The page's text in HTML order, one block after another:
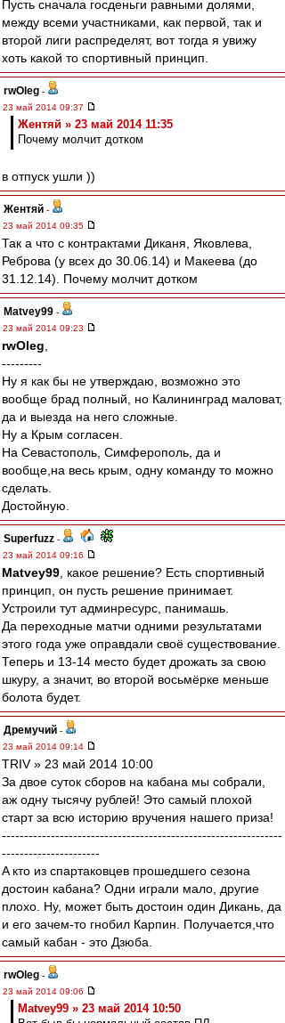
Пусть сначала госденьги равными долями,
между всеми участниками, как первой, так и
второй лиги распределят, вот тогда я увижу
хоть какой то спортивный принцип.
rwOleg -
23 май 2014 09:37
Жентяй » 23 май 2014 11:35
Почему молчит дотком
в отпуск ушли ))
Жентяй -
23 май 2014 09:35
Так а что с контрактами Диканя, Яковлева,
Реброва (у всех до 30.06.14) и Макеева (до
31.12.14). Почему молчит дотком
Matvey99 -
23 май 2014 09:23
rwOleg
---------
Ну я как бы не утверждаю, возможно это
вообще брад полный, но Калининград маловат,
да и выезда на него сложные.
Ну а Крым согласен.
На Севастополь, Симферополь, да и
вообще,на весь крым, одну команду то можно
сделать.
Достойную.
Superfuzz -
23 май 2014 09:16
Matvey99 , какое решение? Есть спортивный
принцип, он пусть решение принимает.
Устроили тут админресурс, панимашь.
Да переходные матчи одними результатами
этого года уже оправдали своё существование.
Теперь и 13-14 место будет дрожать за свою
шкуру, а значит, во второй восьмёрке меньше
болота будет.
Дремучий -
23 май 2014 09:14
TRIV » 23 май 2014 10:00
За двое суток сборов на кабана мы собрали,
аж одну тысячу рублей! Это самый плохой
старт за всю историю вручения нашего приза!
---------------------------------------------------------------
----------------------
A кто из спартаковцев прошедшего сезона
достоин кабана? Одни играли мало, другие
плохо. Ну, может быть достоин один Дикань, да
и его зачем-то гнобил Карпин. Получается,что
самый кабан - это Дзюба.
rwOleg -
23 май 2014 09:06
Matvey99 » 23 май 2014 10:50